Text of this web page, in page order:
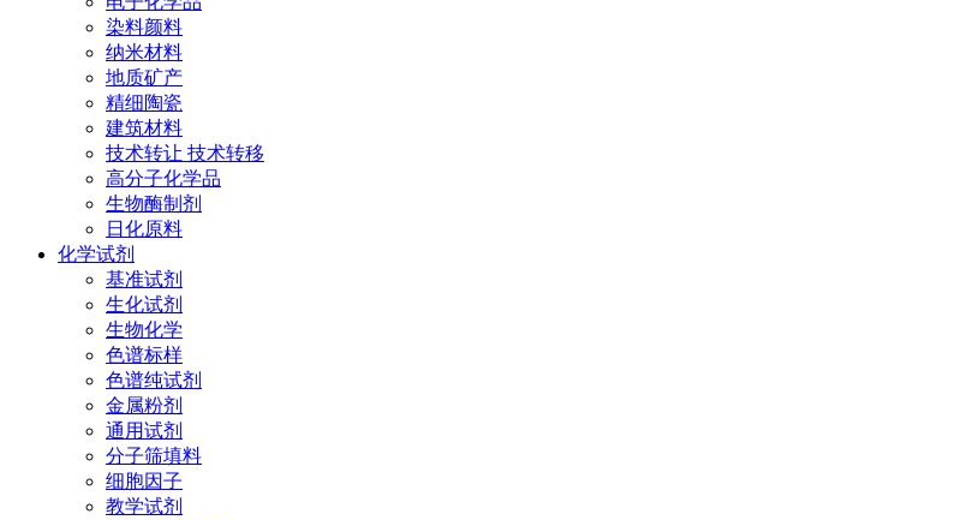
染料颜料
纳米材料
地质矿产
精细陶瓷
建筑材料
技术转让 技术转移
高分子化学品
生物酶制剂
日化原料
化学试剂
基准试剂
生化试剂
生物化学
色谱标样
色谱纯试剂
金属粉剂
通用试剂
分子筛填料
细胞因子
教学试剂